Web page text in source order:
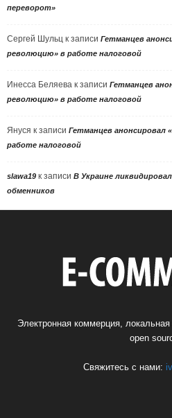
переворот»
Сергей Шульц к записи Гетманцев
революцию» в работе налоговой
Инесса Беляева к записи Гетманцев
революцию» в работе налоговой
Януся к записи Гетманцев
работе налоговой
slawa19 к записи В Украине
обменников
Электронная коммерция,
open
Свяжитесь с нами: